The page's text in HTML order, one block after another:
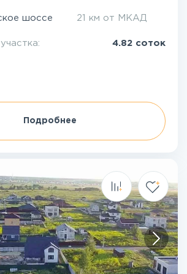
шоссе 21 км от МКАД
4.82 соток
Подробнее